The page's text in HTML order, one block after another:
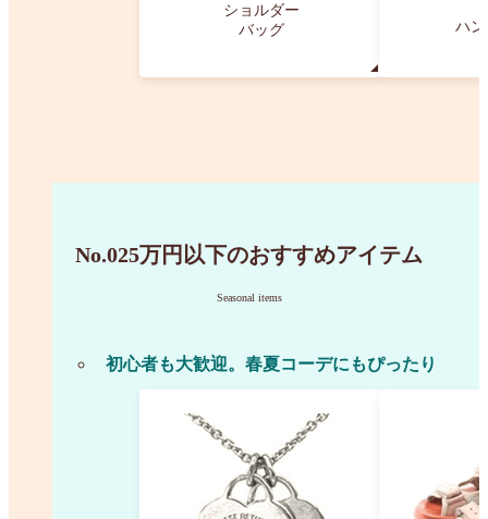
ショルダー
バッグ
ハ
No.025万円以下のおすすめアイテム
Seasonal items
初心者も大歓迎。春夏コーデにもぴったり